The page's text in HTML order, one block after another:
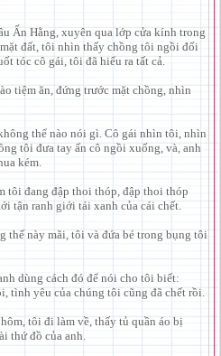
Ấn Hằng, xuyên qua lớp cửa kính trong
đất, tôi nhìn thấy chồng tôi ngồi đối
tóc cô gái, tôi đã hiểu ra tất cả.
tiệm ăn, đứng trước mặt chồng, nhìn
thể nào nói gì. Cô gái nhìn tôi, nhìn
tôi đưa tay ấn cô ngồi xuống, và, anh
kém.
tôi đang đập thoi thóp, đập thoi thóp
tận ranh giới tái xanh của cái chết.
thế này mãi, tôi và đứa bé trong bụng tôi
dùng cách đó để nói cho tôi biết:
tình yêu của chúng tôi cũng đã chết rồi.
tôi đi làm về, thấy tủ quần áo bị
thứ đồ của anh.